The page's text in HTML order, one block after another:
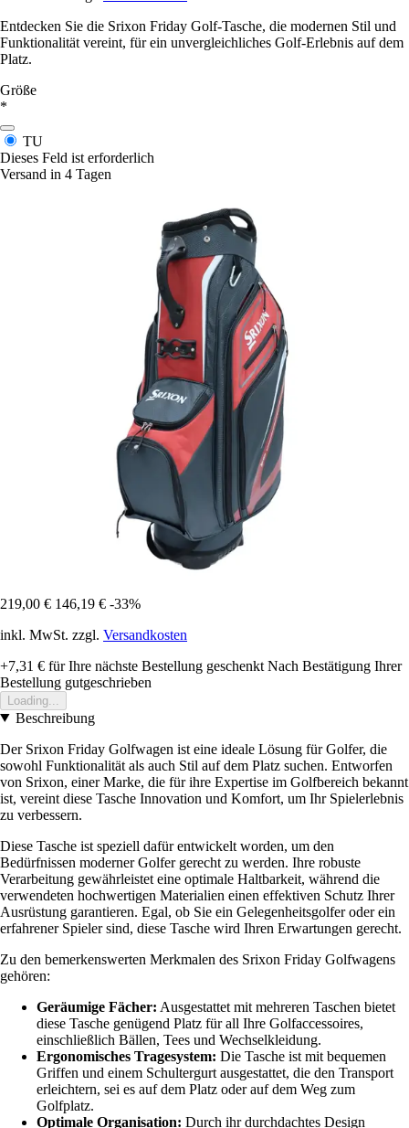
Entdecken Sie die Srixon Friday Golf-Tasche, die modernen Stil und
Funktionalität vereint, für ein unvergleichliches Golf-Erlebnis auf dem
Platz.
Größe
*
TU
Dieses Feld ist erforderlich
Versand in 4 Tagen
219,00 € 146,19 € -33%
inkl. MwSt. zzgl. Versandkosten
+7,31 € für Ihre nächste Bestellung geschenkt Nach Bestätigung Ihrer
Bestellung gutgeschrieben
Loading...
Beschreibung
Der Srixon Friday Golfwagen ist eine ideale Lösung für Golfer, die
sowohl Funktionalität als auch Stil auf dem Platz suchen. Entworfen
von Srixon, einer Marke, die für ihre Expertise im Golfbereich bekannt
ist, vereint diese Tasche Innovation und Komfort, um Ihr Spielerlebnis
zu verbessern.
Diese Tasche ist speziell dafür entwickelt worden, um den
Bedürfnissen moderner Golfer gerecht zu werden. Ihre robuste
Verarbeitung gewährleistet eine optimale Haltbarkeit, während die
verwendeten hochwertigen Materialien einen effektiven Schutz Ihrer
Ausrüstung garantieren. Egal, ob Sie ein Gelegenheitsgolfer oder ein
erfahrener Spieler sind, diese Tasche wird Ihren Erwartungen gerecht.
Zu den bemerkenswerten Merkmalen des Srixon Friday Golfwagens
gehören:
Geräumige Fächer: Ausgestattet mit mehreren Taschen bietet
diese Tasche genügend Platz für all Ihre Golfaccessoires,
einschließlich Bällen, Tees und Wechselkleidung.
Ergonomisches Tragesystem: Die Tasche ist mit bequemen
Griffen und einem Schultergurt ausgestattet, die den Transport
erleichtern, sei es auf dem Platz oder auf dem Weg zum
Golfplatz.
Optimale Organisation: Durch ihr durchdachtes Design